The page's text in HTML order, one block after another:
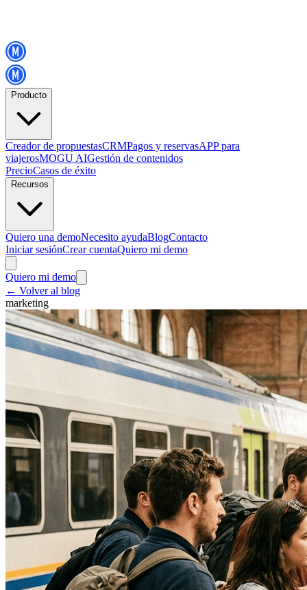
Producto
Creador de propuestasCRMPagos y reservasAPP para
viajerosMOGU AIGestión de contenidos
PrecioCasos de éxito
Recursos
Quiero una demoNecesito ayudaBlogContacto
Iniciar sesiónCrear cuentaQuiero mi demo
Quiero mi demo
← Volver al blog
marketing